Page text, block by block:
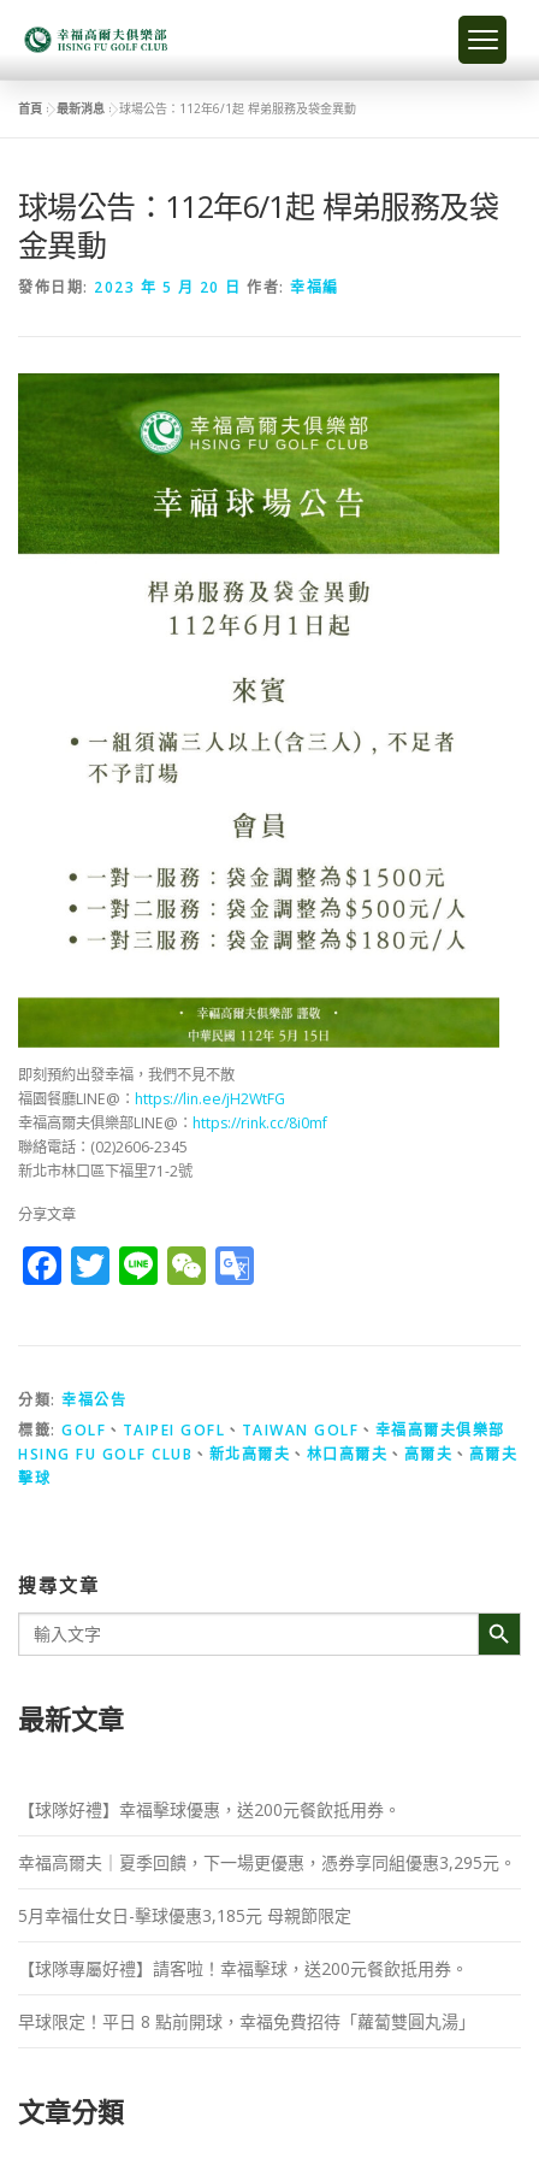
首頁 »最新消息 »球場公告：112年6/1起 桿弟服務及袋金異動
球場公告：112年6/1起 桿弟服務及袋
金異動
發佈日期: 2023 年 5 月 20 日 作者: 幸福編
即刻預約出發幸福，我們不見不散
福園餐廳LINE@： https://lin.ee/jH2WtFG
幸福高爾夫俱樂部LINE@： https://rink.cc/8i0mf
聯絡電話：(02)2606-2345
新北市林口區下福里71-2號
分享文章
Facebook
Twitter
LineWeChat
分類: 幸福公告
標籤: GOLF 、 TAIPEI GOFL 、 TAIWAN GOLF 、 幸福高爾夫俱樂部
HSING FU GOLF CLUB 、 新北高爾夫 、 林口高爾夫 、 高爾夫 、 高爾夫
擊球
搜尋文章
Search
for:
Search Button
最新文章
【球隊好禮】幸福擊球優惠，送200元餐飲抵用券。
幸福高爾夫｜夏季回饋，下一場更優惠，憑券享同組優惠3,295元。
5月幸福仕女日-擊球優惠3,185元 母親節限定
【球隊專屬好禮】請客啦！幸福擊球，送200元餐飲抵用券。
早球限定！平日 8 點前開球，幸福免費招待「蘿蔔雙圓丸湯」
文章分類